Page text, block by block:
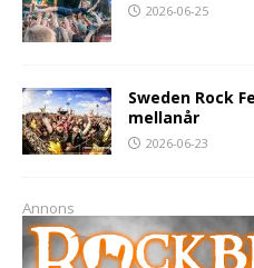
2026-06-25
Sweden Rock
mellanår
2026-06-23
Annons